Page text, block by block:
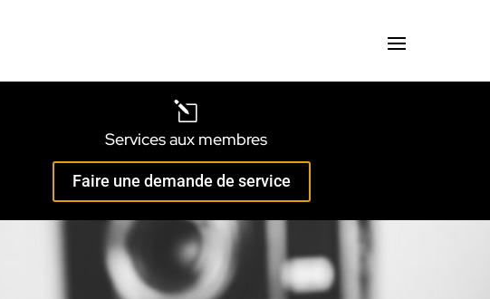
l
Services aux membres
Faire une demande de service